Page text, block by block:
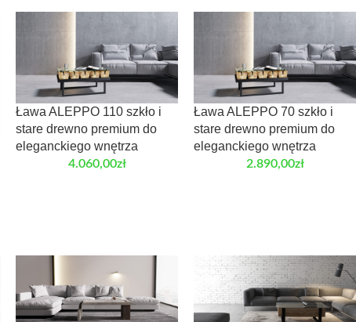
Ława ALEPPO 110 szkło i
stare drewno premium do
eleganckiego wnętrza
4.060,00zł
Ława ALEPPO 70 szkło i
stare drewno premium do
eleganckiego wnętrza
2.890,00zł